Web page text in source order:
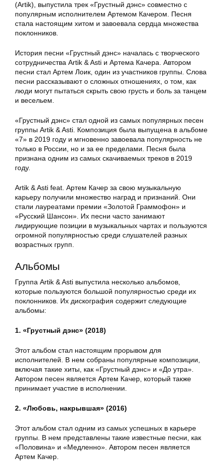
(Artik), выпустила трек «Грустный дэнс» совместно с
популярным исполнителем Артемом Качером. Песня
стала настоящим хитом и завоевала сердца множества
поклонников.
История песни «Грустный дэнс» началась с творческого
сотрудничества Artik & Asti и Артема Качера. Автором
песни стал Артем Лоик, один из участников группы. Слова
песни рассказывают о сложных отношениях, о том, как
люди могут пытаться скрыть свою грусть и боль за танцем
и весельем.
«Грустный дэнс» стал одной из самых популярных песен
группы Artik & Asti. Композиция была выпущена в альбоме
«7» в 2019 году и мгновенно завоевала популярность не
только в России, но и за ее пределами. Песня была
признана одним из самых скачиваемых треков в 2019
году.
Artik & Asti feat. Артем Качер за свою музыкальную
карьеру получили множество наград и признаний. Они
стали лауреатами премии «Золотой Граммофон» и
«Русский Шансон». Их песни часто занимают
лидирующие позиции в музыкальных чартах и пользуются
огромной популярностью среди слушателей разных
возрастных групп.
Альбомы
Группа Artik & Asti выпустила несколько альбомов,
которые пользуются большой популярностью среди их
поклонников. Их дискография содержит следующие
альбомы:
1. «Грустный дэнс» (2018)
Этот альбом стал настоящим прорывом для
исполнителей. В нем собраны популярные композиции,
включая такие хиты, как «Грустный дэнс» и «До утра».
Автором песен является Артем Качер, который также
принимает участие в исполнении.
2. «Любовь, накрывшая» (2016)
Этот альбом стал одним из самых успешных в карьере
группы. В нем представлены такие известные песни, как
«Половина» и «Медленно». Автором песен является
Артем Качер.